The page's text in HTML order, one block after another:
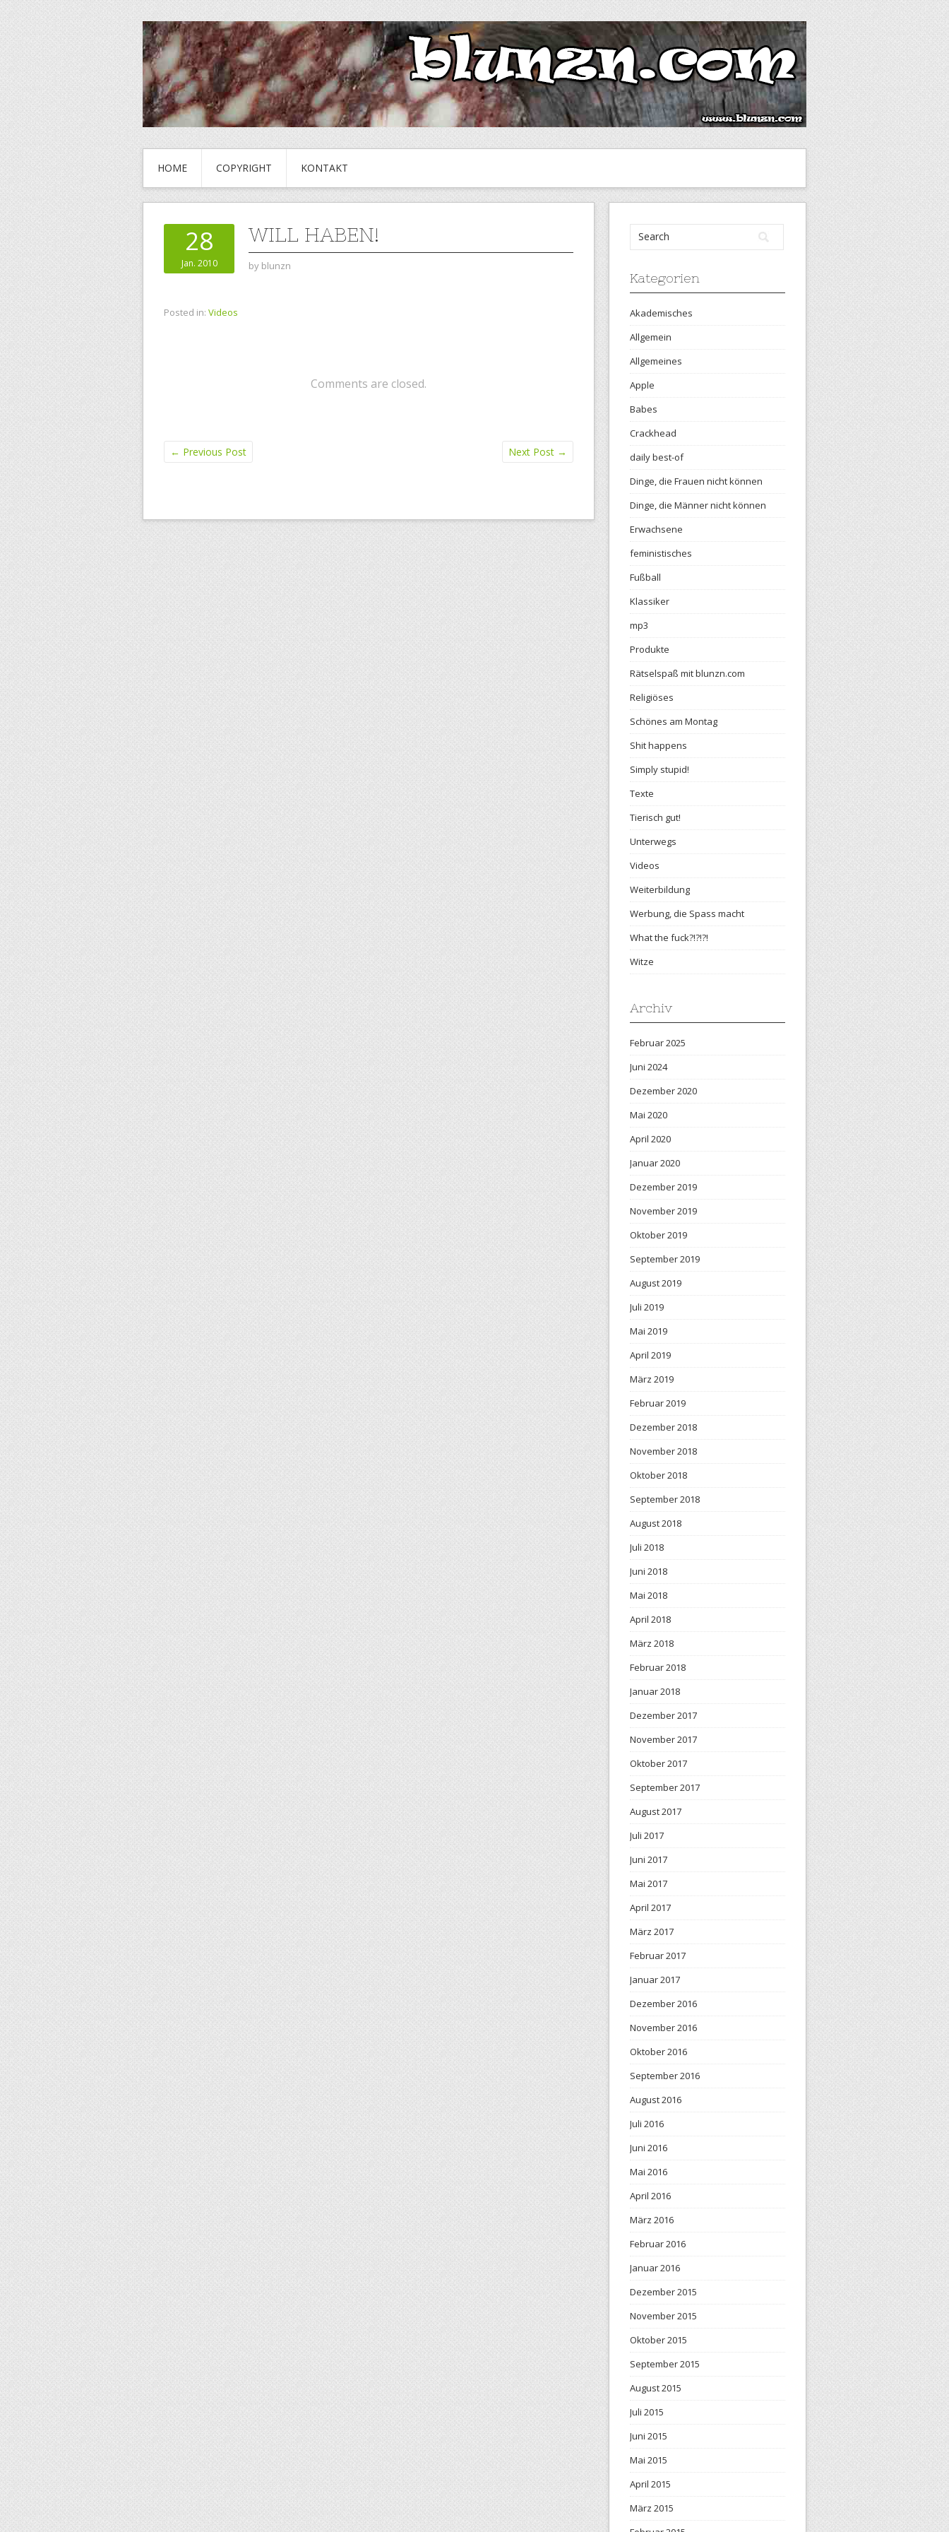
HOME COPYRIGHT KONTAKT
28
Jan. 2010
WILL HABEN!
by blunzn
Posted in: Videos
Comments are closed.
← Previous Post Next Post →
Kategorien
Akademisches
Allgemein
Allgemeines
Apple
Babes
Crackhead
daily best-of
Dinge, die Frauen nicht können
Dinge, die Männer nicht können
Erwachsene
feministisches
Fußball
Klassiker
mp3
Produkte
Rätselspaß mit blunzn.com
Religiöses
Schönes am Montag
Shit happens
Simply stupid!
Texte
Tierisch gut!
Unterwegs
Videos
Weiterbildung
Werbung, die Spass macht
What the fuck?!?!?!
Witze
Archiv
Februar 2025
Juni 2024
Dezember 2020
Mai 2020
April 2020
Januar 2020
Dezember 2019
November 2019
Oktober 2019
September 2019
August 2019
Juli 2019
Mai 2019
April 2019
März 2019
Februar 2019
Dezember 2018
November 2018
Oktober 2018
September 2018
August 2018
Juli 2018
Juni 2018
Mai 2018
April 2018
März 2018
Februar 2018
Januar 2018
Dezember 2017
November 2017
Oktober 2017
September 2017
August 2017
Juli 2017
Juni 2017
Mai 2017
April 2017
März 2017
Februar 2017
Januar 2017
Dezember 2016
November 2016
Oktober 2016
September 2016
August 2016
Juli 2016
Juni 2016
Mai 2016
April 2016
März 2016
Februar 2016
Januar 2016
Dezember 2015
November 2015
Oktober 2015
September 2015
August 2015
Juli 2015
Juni 2015
Mai 2015
April 2015
März 2015